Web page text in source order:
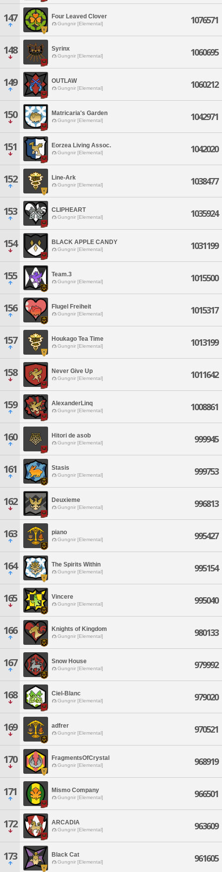
147 Four Leaved Clover
Gungnir [Elemental] 1076571
148 Syrinx
Gungnir [Elemental] 1060695
149 OUTLAW
Gungnir [Elemental] 1060212
150 Matricaria's Garden
Gungnir [Elemental] 1042971
151 Eorzea Living Assoc.
Gungnir [Elemental] 1042020
152 Line-Ark
Gungnir [Elemental] 1038477
153 CLIPHEART
Gungnir [Elemental] 1035924
154 BLACK APPLE CANDY
Gungnir [Elemental] 1031199
155 Team.3
Gungnir [Elemental] 1015500
156 Flugel Freiheit
Gungnir [Elemental] 1015317
157 Houkago Tea Time
Gungnir [Elemental] 1013199
158 Never Give Up
Gungnir [Elemental] 1011642
159 AlexanderLinq
Gungnir [Elemental] 1008861
160 Hitori de asob
Gungnir [Elemental] 999945
161 Stasis
Gungnir [Elemental] 999753
162 Deuxieme
Gungnir [Elemental] 996813
163 piano
Gungnir [Elemental] 995427
164 The Spirits Within
Gungnir [Elemental] 995154
165 Vincere
Gungnir [Elemental] 995040
166 Knights of Kingdom
Gungnir [Elemental] 980133
167 Snow House
Gungnir [Elemental] 979992
168 Ciel-Blanc
Gungnir [Elemental] 979020
169 adfrer
Gungnir [Elemental] 970521
170 FragmentsOfCrystal
Gungnir [Elemental] 968919
171 Mismo Company
Gungnir [Elemental] 966501
172 ARCADIA
Gungnir [Elemental] 963609
173 Black Cat
Gungnir [Elemental] 961605